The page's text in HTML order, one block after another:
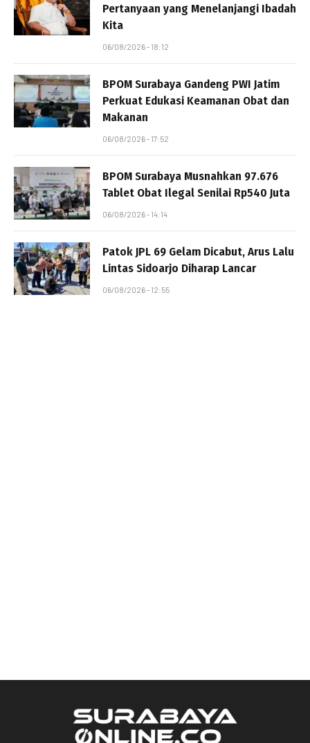
Pertanyaan yang Menelanjangi Ibadah
Kita
06/08/2026 - 18:12
BPOM Surabaya Gandeng PWI Jatim
Perkuat Edukasi Keamanan Obat dan
Makanan
06/08/2026 - 17:52
BPOM Surabaya Musnahkan 97.676
Tablet Obat Ilegal Senilai Rp540 Juta
06/08/2026 - 14:14
Patok JPL 69 Gelam Dicabut, Arus Lalu
Lintas Sidoarjo Diharap Lancar
06/08/2026 - 12:55